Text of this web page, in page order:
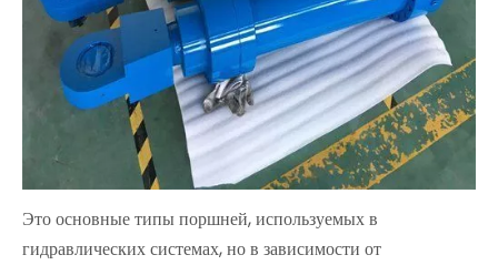
Это основные типы поршней, используемых в
гидравлических системах, но в зависимости от